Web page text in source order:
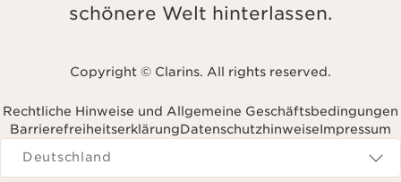
schönere Welt hinterlassen.
Copyright © Clarins. All rights reserved.
Rechtliche Hinweise und Allgemeine Geschäftsbedingungen
BarrierefreiheitserklärungDatenschutzhinweiseImpressum
Navigates to
Deutschland